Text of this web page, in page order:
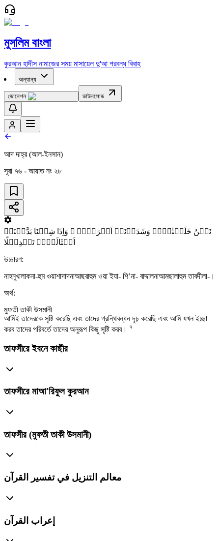
মুসলিম বাংলা
কুরআন হাদীস নামাজের সময় মাসায়েল দু'আ প্রবন্ধ বিবাহ
অন্যান্য
ডোনেশন ডাউনলোড
আদ দাহ্‌র (আল-ইনসান)
সূরা ৭৬ - আয়াত নং ২৮
نَحۡنُ خَلَقۡنٰہُمۡ وَشَدَدۡنَاۤ اَسۡرَہُمۡ ۚ وَاِذَا شِئۡنَا بَدَّلۡنَاۤ
اَمۡثَالَہُمۡ تَبۡدِیۡلًا
উচ্চারণ:
নাহনুখালাকনা-হুম ওয়াশাদাদনাআছরাহুম ওয়া ইযা- শি’না- বাদ্দালনাআমছালাহুম তাবদীলা-।
অর্থ:
মুফতী তাকী উসমানী
আমিই তাদেরকে সৃষ্টি করেছি এবং তাদের গ্রন্থিবন্ধন দৃঢ় করেছি এবং আমি যখন ইচ্ছা
করব তাদের পরিবর্তে তাদের অনুরূপ কিছু সৃষ্টি করব। ৭
তাফসীরে ইবনে কাছীর
তাফসীরে মাআ'রিফুল কুরআন
তাফসীর (মুফতী তাকী উসমানী)
معالم التنزيل في تفسير القرآن
إعراب القرآن